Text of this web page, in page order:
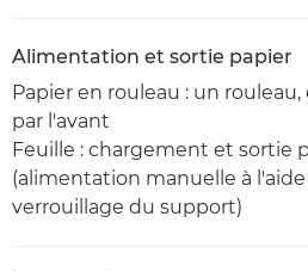
Alimentation et sortie papier
Papier en rouleau : un
par l'avant
Feuille : chargement et sortie
(alimentation manuelle à
verrouillage du support)